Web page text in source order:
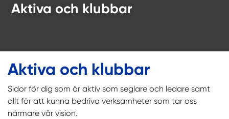
Aktiva och klubbar
Aktiva och klubbar
Sidor för dig som är aktiv som seglare och ledare samt
allt för att kunna bedriva verksamheter som tar oss
närmare vår vision.